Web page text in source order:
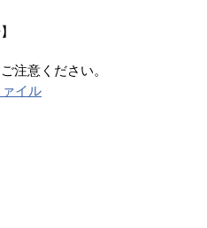
注意ください。